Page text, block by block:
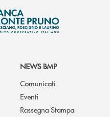
NEWS BMP
Comunicati
Eventi
Rassegna Stampa